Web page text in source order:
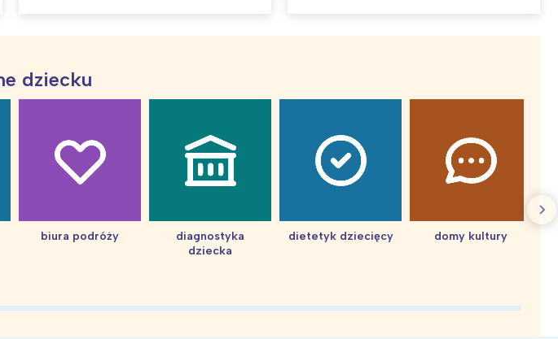
dziecku
biura podróży
diagnostyka
dziecka
dietetyk dziecięcy
domy kultury